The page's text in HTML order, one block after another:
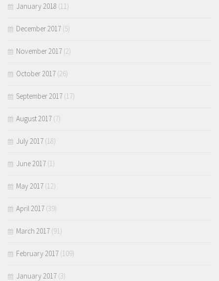
January 2018 (11)
December 2017 (5)
November 2017 (2)
October 2017 (26)
September 2017 (17)
August 2017 (7)
July 2017 (18)
June 2017 (1)
May 2017 (12)
April 2017 (39)
March 2017 (91)
February 2017 (109)
January 2017 (3)